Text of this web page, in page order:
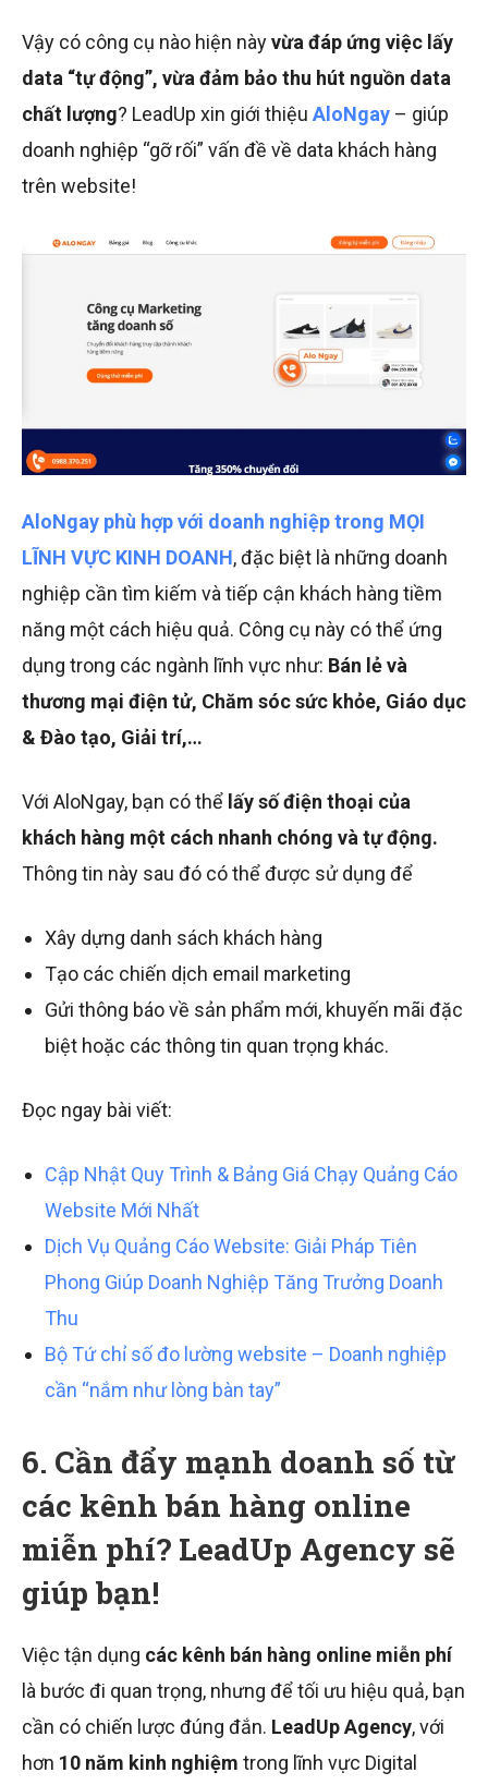
Vậy có công cụ nào hiện nàyvừa đáp ứng việc lấy
data “tự động”, vừa đảm bảo thu hút nguồn data
chất lượng? LeadUp xin giới thiệu AloNgay – giúp
doanh nghiệp “gỡ rối” vấn đề về data khách hàng
trên website!
AloNgay phù hợp với doanh nghiệp trong MỌI
LĨNH VỰC KINH DOANH, đặc biệt là những doanh
nghiệp cần tìm kiếm và tiếp cận khách hàng tiềm
năng một cách hiệu quả. Công cụ này có thể ứng
dụng trong các ngành lĩnh vực như: Bán lẻ và
thương mại điện tử, Chăm sóc sức khỏe, Giáo dục
& Đào tạo, Giải trí,…
Với AloNgay, bạn có thể lấy số điện thoại của
khách hàng một cách nhanh chóng và tự động.
Thông tin này sau đó có thể được sử dụng để
Xây dựng danh sách khách hàng
Tạo các chiến dịch email marketing
Gửi thông báo về sản phẩm mới, khuyến mãi đặc
biệt hoặc các thông tin quan trọng khác.
Đọc ngay bài viết:
Cập Nhật Quy Trình & Bảng Giá Chạy Quảng Cáo
Website Mới Nhất
Dịch Vụ Quảng Cáo Website: Giải Pháp Tiên
Phong Giúp Doanh Nghiệp Tăng Trưởng Doanh
Thu
Bộ Tứ chỉ số đo lường website – Doanh nghiệp
cần “nắm như lòng bàn tay”
6. Cần đẩy mạnh doanh số từ
các kênh bán hàng online
miễn phí? LeadUp Agency sẽ
giúp bạn!
Việc tận dụng các kênh bán hàng online miễn phí
là bước đi quan trọng, nhưng để tối ưu hiệu quả, bạn
cần có chiến lược đúng đắn. LeadUp Agency, với
hơn 10 năm kinh nghiệm trong lĩnh vực Digital